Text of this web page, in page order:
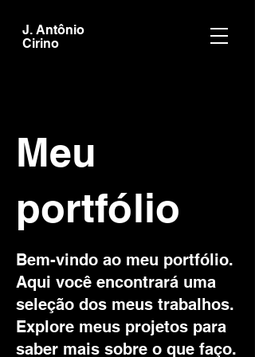
J. Antônio
Cirino
Meu
portfólio
Bem-vindo ao meu portfólio.
Aqui você encontrará uma
seleção dos meus trabalhos.
Explore meus projetos para
saber mais sobre o que faço.